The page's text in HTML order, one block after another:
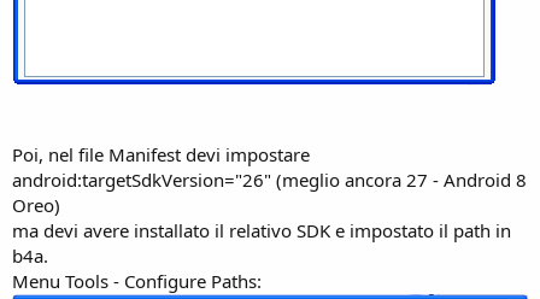
Poi, nel file Manifest devi impostare
android:targetSdkVersion="26" (meglio ancora 27 - Android 8
Oreo)
ma devi avere installato il relativo SDK e impostato il path in
b4a.
Menu Tools - Configure Paths: